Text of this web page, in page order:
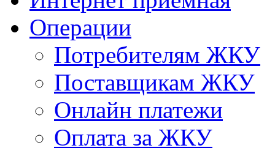
Операции
Потребителям ЖКУ
Поставщикам ЖКУ
Онлайн платежи
Оплата за ЖКУ